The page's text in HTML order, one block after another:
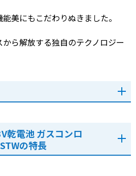
美にもこだわりぬきました。
ら解放する独自のテクノロジー
乾電池 ガスコンロ
の特長